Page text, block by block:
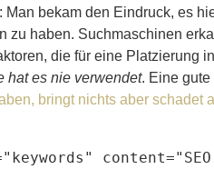
Man bekam den Eindruck, es
zu haben. Suchmaschinen
die für eine Platzierung
hat es nie verwendet. Eine
bringt nichts aber schadet